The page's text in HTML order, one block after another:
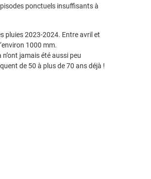
ponctuels insuffisants à
pluies 2023-2024. Entre avril et
1000 mm.
jamais été aussi peu
de 50 à plus de 70 ans déjà !